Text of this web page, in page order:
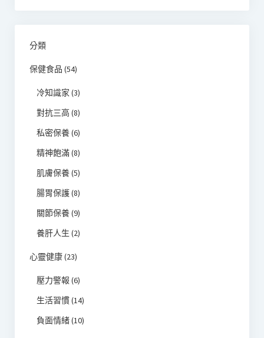
分類
保健食品 (54)
冷知識家 (3)
對抗三高(8)
私密保養(6)
精神飽滿(8)
肌膚保養(5)
腸胃保護(8)
關節保養(9)
養肝人生 (2)
心靈健康(23)
壓力警報 (6)
生活習慣(14)
負面情緒(10)